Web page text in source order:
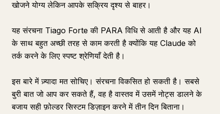
खोजने योग्य लेकिन आपके सक्रिय दृश्य से बाहर।
यह संरचना Tiago Forte की PARA विधि से आती है और यह AI
के साथ बहुत अच्छी तरह से काम करती है क्योंकि यह Claude को
तर्क करने के लिए स्पष्ट श्रेणियाँ देती है।
इस बारे में ज़्यादा मत सोचिए। संरचना विकसित हो सकती है। सबसे
बुरी बात जो आप कर सकते हैं, वह है वास्तव में उसमें नोट्स डालने के
बजाय सही फ़ोल्डर सिस्टम डिज़ाइन करने में तीन दिन बिताना।